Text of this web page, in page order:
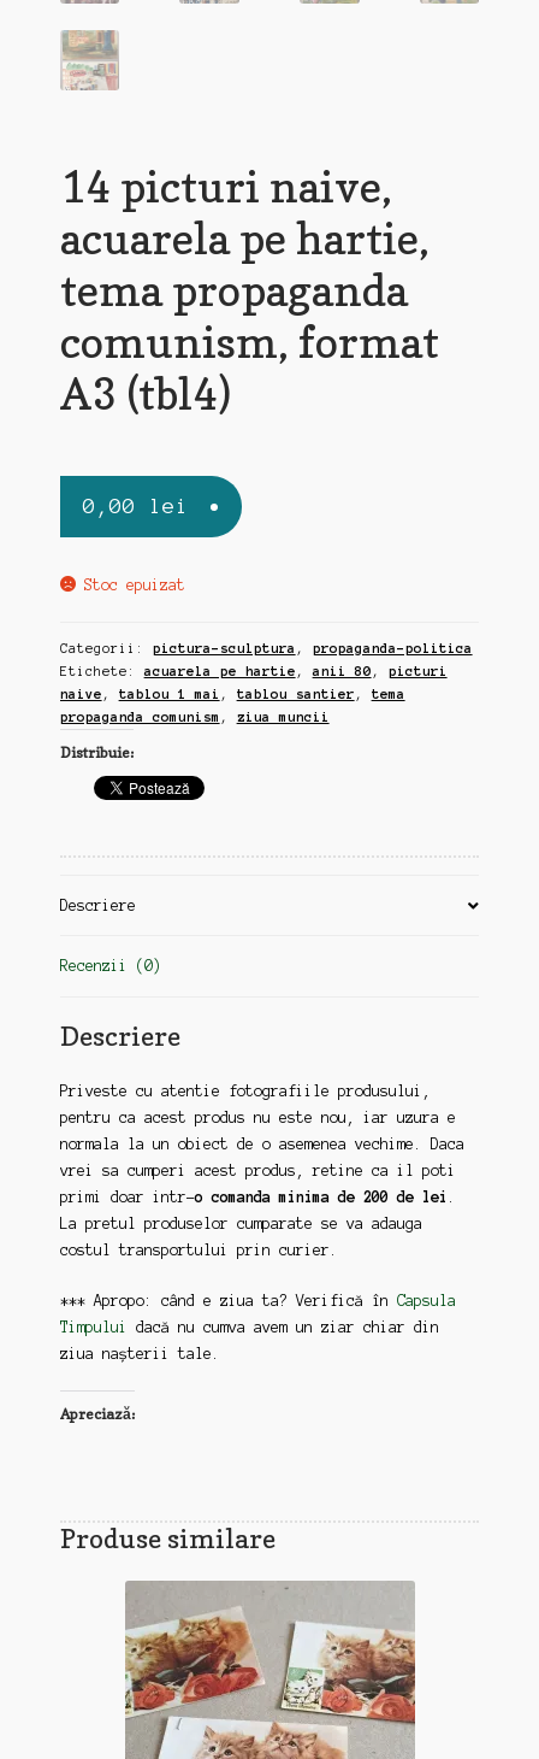
14 picturi naive,
acuarela pe hartie,
tema propaganda
comunism, format
A3 (tbl4)
0,00 lei
Stoc epuizat
Categorii: pictura-sculptura , propaganda-politica
Etichete:acuarela pe hartie ,anii 80 , picturi
naive , tablou 1 mai , tablou santier , tema
propaganda comunism , ziua muncii
Distribuie:
Descriere
Recenzii (0)
Descriere
Priveste cu atentie fotografiile produsului,
pentru ca acest produs nu este nou, iar uzura e
normala la un obiect de o asemenea vechime. Daca
vrei sa cumperi acest produs, retine ca il poti
primi doar intr-o comanda minima de 200 de lei
La pretul produselor cumparate se va adauga
costul transportului prin curier.
*** Apropo: când e ziua ta? Verifică în Capsula
Timpului
dacă nu cumva avem un ziar chiar din
ziua nașterii tale.
Apreciază:
Produse similare